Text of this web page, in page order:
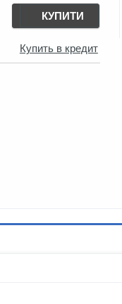
КУПИТИ
Купить в кредит